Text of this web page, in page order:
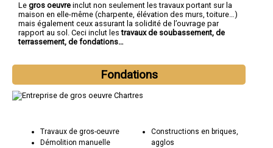
Le gros oeuvre inclut non seulement les travaux portant sur la
maison en elle-même (charpente, élévation des murs, toiture…)
mais également ceux assurant la solidité de l’ouvrage par
rapport au sol. Ceci inclut lestravaux de soubassement, de
terrassement, de fondations…
Fondations
Travaux de gros-oeuvre
Démolition manuelle
Constructions en briques,
agglos